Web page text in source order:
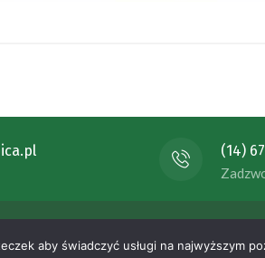
(14)
Zespół Szkół Ekonomicznych ul.
aby świadczyć usługi na najwyższym